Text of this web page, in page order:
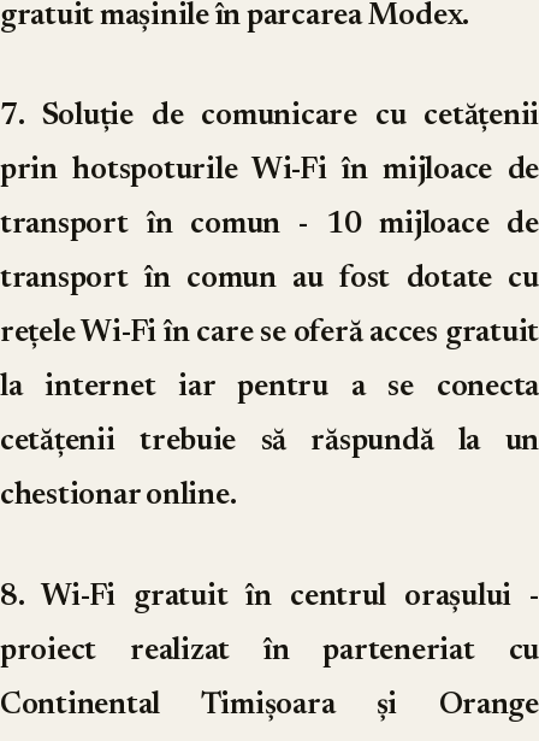
gratuit mașinile în parcarea Modex.
7. Soluție de comunicare cu cetățenii
prin hotspoturile Wi-Fi în mijloace de
transport în comun - 10 mijloace de
transport în comun au fost dotate cu
rețele Wi-Fi în care se oferă acces gratuit
la internet iar pentru a se conecta
cetățenii trebuie să răspundă la un
chestionar online.
8. Wi-Fi gratuit în centrul orașului -
proiect realizat în parteneriat cu
Continental Timișoara și Orange